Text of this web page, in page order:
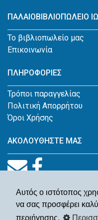
Αυτός ο ιστότοπος
να σας προσφέρει
περιήγησης.
ΠΑΛΑΙΟΒΙΒΛΙΟΠΩΛΕΙΟ
Το βιβλιοπωλείο μας
Επικοινωνία
ΠΛΗΡΟΦΟΡΙΕΣ
Τρόποι παραγγελίας
Πολιτική Απορρήτου
Όροι Χρήσης
ΑΚΟΛΟΥΘΗΣΤΕ ΜΑΣ